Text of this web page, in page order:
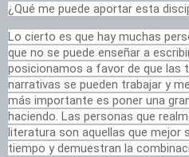
¿Qué me puede aportar esta
Lo cierto es que hay muchas
que no se puede enseñar a
posicionamos a favor de que las
narrativas se pueden trabajar y
más importante es poner una
haciendo. Las personas que
literatura son aquellas que mejor
tiempo y demuestran la